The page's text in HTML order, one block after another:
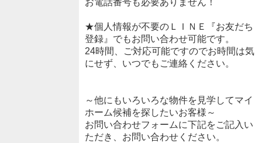
★個人情報が不要のＬＩＮＥ『お友だち
登録』でもお問い合わせ可能です。
24時間、ご対応可能ですのでお時間は気
にせず、いつでもご連絡ください。
～他にもいろいろな物件を見学してマイ
ホーム候補を探したいお客様～
お問い合わせフォームに下記をご記入い
ただき、お問い合わせください。